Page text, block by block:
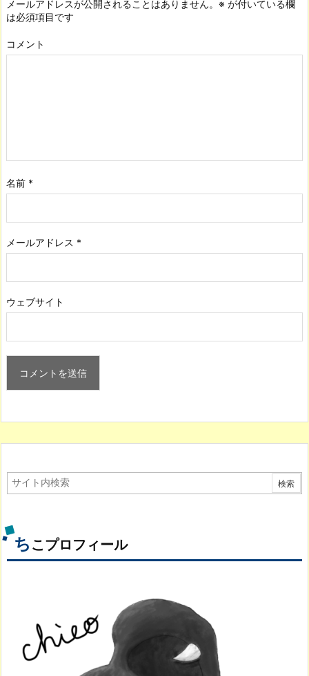
メールアドレスが公開されることはありません。 ※ が付いている欄
は必須項目です
コメント
名前 *
メールアドレス *
ウェブサイト
ち こプロフィール